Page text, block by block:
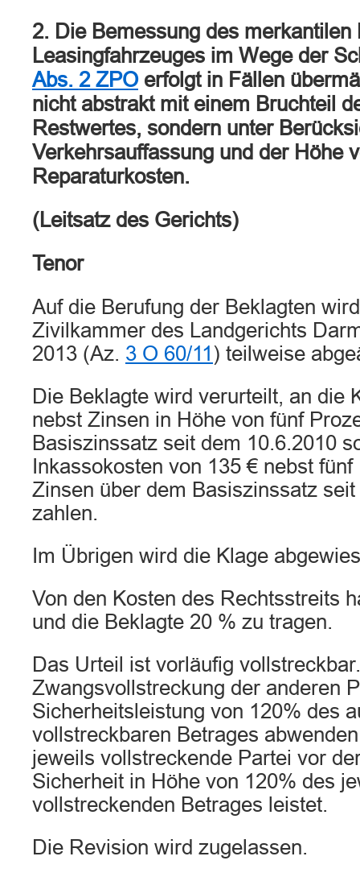
2. Die Bemessung des merkantilen
Leasingfahrzeuges im Wege der
Abs. 2 ZPOerfolgt in Fällen
nicht abstrakt mit einem Bruchteil
Restwertes, sondern unter
Verkehrsauffassung und der Höhe
Reparaturkosten.
(Leitsatz des Gerichts)
Tenor
Auf die Berufung der Beklagten
Zivilkammer des Landgerichts
2013 (Az. 3 O 60/11 ) teilweise
Die Beklagte wird verurteilt, an die
nebst Zinsen in Höhe von fünf
Basiszinssatz seit dem 10.6.2010
Inkassokosten von 135 € nebst
Zinsen über dem Basiszinssatz
zahlen.
Im Übrigen wird die Klage
Von den Kosten des Rechtsstreits
und die Beklagte 20 % zu tragen.
Das Urteil ist vorläufig
Zwangsvollstreckung der anderen
Sicherheitsleistung von 120% des
vollstreckbaren Betrages
jeweils vollstreckende Partei vor
Sicherheit in Höhe von 120% des
vollstreckenden Betrages leistet.
Die Revision wird zugelassen.